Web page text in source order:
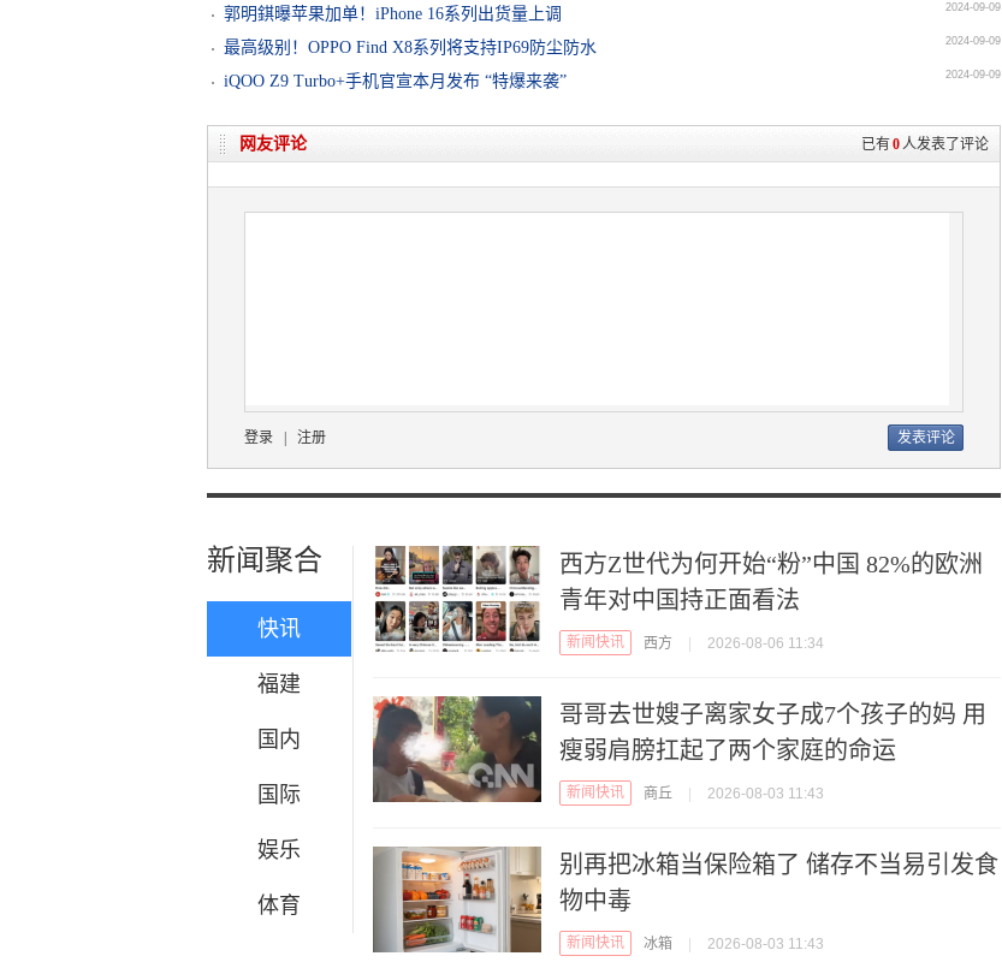
郭明錤曝苹果加单！iPhone 16系列出货量上调
2024-09-09
最高级别！OPPO Find X8系列将支持IP69防尘防水 2024-09-09
iQOO Z9 Turbo+手机官宣本月发布 “特爆来袭” 2024-09-09
已有0人发表了评论
网友评论
登录 注册
新闻聚合
快讯
福建
国内
国际
娱乐
体育
西方Z世代为何开始“粉”中国 82%的欧洲
青年对中国持正面看法
新闻快讯 西方 2026-08-06 11:34
哥哥去世嫂子离家女子成7个孩子的妈 用
瘦弱肩膀扛起了两个家庭的命运
新闻快讯 商丘 2026-08-03 11:43
别再把冰箱当保险箱了 储存不当易引发食
物中毒
新闻快讯 冰箱 2026-08-03 11:43